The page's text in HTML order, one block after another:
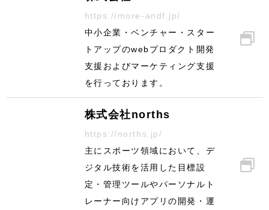
https://more-andf.jp/
中小企業・ベンチャー・スター
トアップのwebプロダクト開発
支援およびマーケティング支援
を行っております。
株式会社norths
https://norths.jp/
主にスポーツ領域において、デ
ジタル技術を活用した目標設
定・管理ツールやパーソナルト
レーナー向けアプリの開発・運